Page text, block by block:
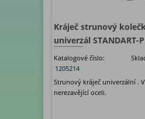
Kráječ strunový
univerzál STANDART-P
Katalogové číslo:
1205214
Strunový kráječ univerzální .
nerezavějící oceli.